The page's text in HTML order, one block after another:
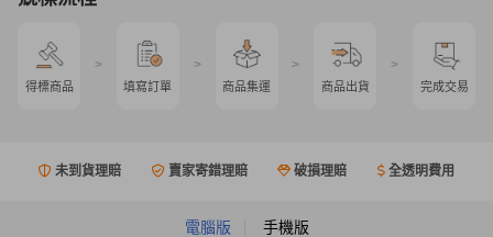
得標商品
>
填寫訂單
>
商品集運
>
商品出貨
>
完成交易
未到貨理賠 賣家寄錯理賠 破損理賠 全透明費用
電腦版 手機版